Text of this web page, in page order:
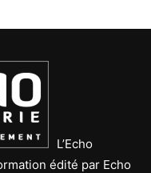
L’Echo
édité par Echo